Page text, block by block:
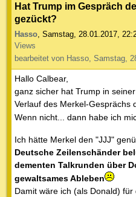
Hat Trump im Gespräch
gezückt?
Hasso, Samstag, 28.01.2017,
Views
bearbeitet von Hasso, Samstag,
Hallo Calbear,
ganz sicher hat Trump in
Verlauf des Merkel-Gesprächs
Wenn nicht... dann habe ich
Ich hätte Merkel den "JJJ"
Deutsche Zeilenschänder
dementen Talkrunden über
gewaltsames Ableben
Damit wäre ich (als Donald)